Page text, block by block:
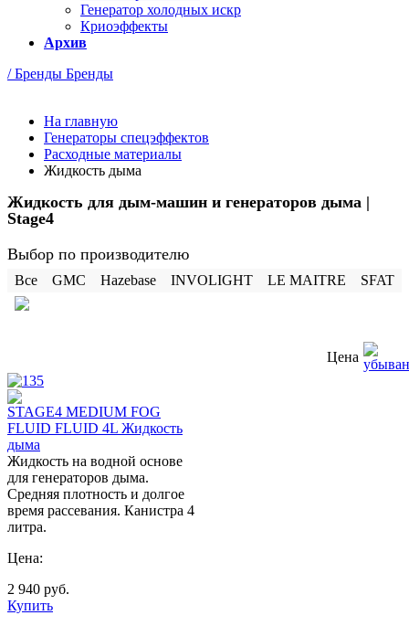
Генератор холодных искр
Криоэффекты
Архив
/ Бренды Бренды
На главную
Генераторы спецэффектов
Расходные материалы
Жидкость дыма
Жидкость для дым-машин и генераторов дыма |
Stage4
Выбор по производителю
Все GMC Hazebase INVOLIGHT LE MAITRE SFAT
Цена
STAGE4 MEDIUM FOG
FLUID FLUID 4L Жидкость
дыма
Жидкоcть на водной основе
для генераторов дыма.
Средняя плотность и долгое
время рассевания. Канистра 4
литра.
Цена:
2 940 руб.
Купить